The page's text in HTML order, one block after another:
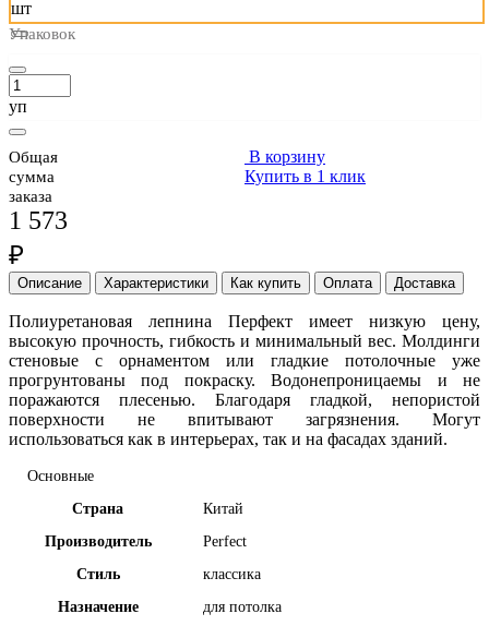
шт
Упаковок
уп
Общая
сумма
заказа
1 573
₽
В корзину
Купить в 1 клик
Описание Характеристики Как купить Оплата Доставка
Полиуретановая лепнина Перфект имеет
низкую цену,
высокую прочность, гибкость и минимальный вес. Молдинги
стеновые с орнаментом или гладкие потолочные уже
прогрунтованы под покраску. Водонепроницаемы и не
поражаются плесенью. Благодаря гладкой, непористой
поверхности не впитывают загрязнения. Могут
использоваться как в интерьерах, так и на фасадах зданий.
Основные
Страна
Китай
Производитель
Perfect
Стиль
классика
Назначение
для потолка